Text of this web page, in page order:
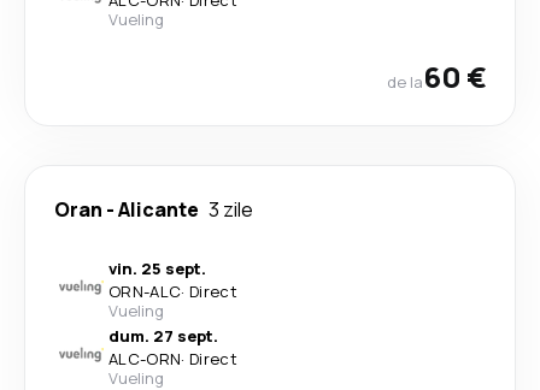
Vueling
de la60 €
Oran -Alicante 3 zile
vin. 25 sept.
ORN-ALC· Direct
Vueling
dum. 27 sept.
ALC-ORN· Direct
Vueling